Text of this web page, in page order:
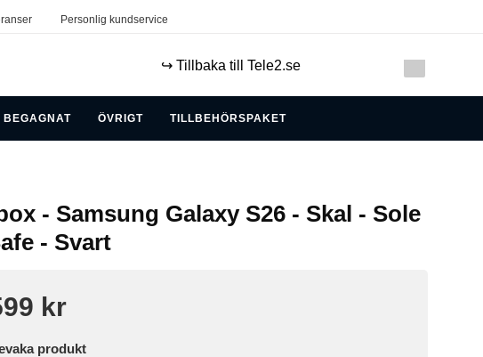
Personlig kundservice
↪️ Tillbaka till Tele2.se
BEGAGNAT ÖVRIGT TILLBEHÖRSPAKET
- Samsung Galaxy S26 - Skal - Sole
- Svart
kr
produkt